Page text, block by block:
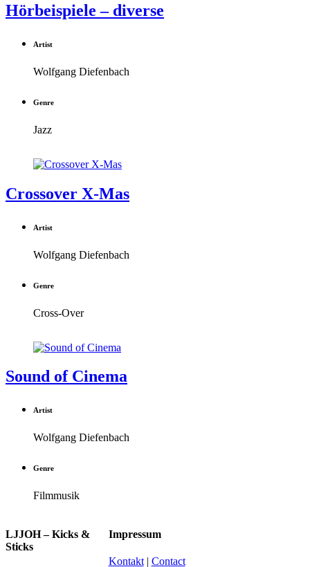
Hörbeispiele – diverse
Artist
Wolfgang Diefenbach
Genre
Jazz
Crossover X-Mas
Artist
Wolfgang Diefenbach
Genre
Cross-Over
Sound of Cinema
Artist
Wolfgang Diefenbach
Genre
Filmmusik
LJJOH – Kicks &
Sticks
Impressum
Kontakt| Contact